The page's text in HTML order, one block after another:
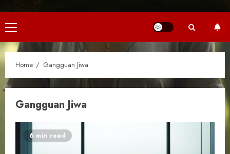
Primary
Menu
Home Gangguan Jiwa
Gangguan Jiwa
6 min read